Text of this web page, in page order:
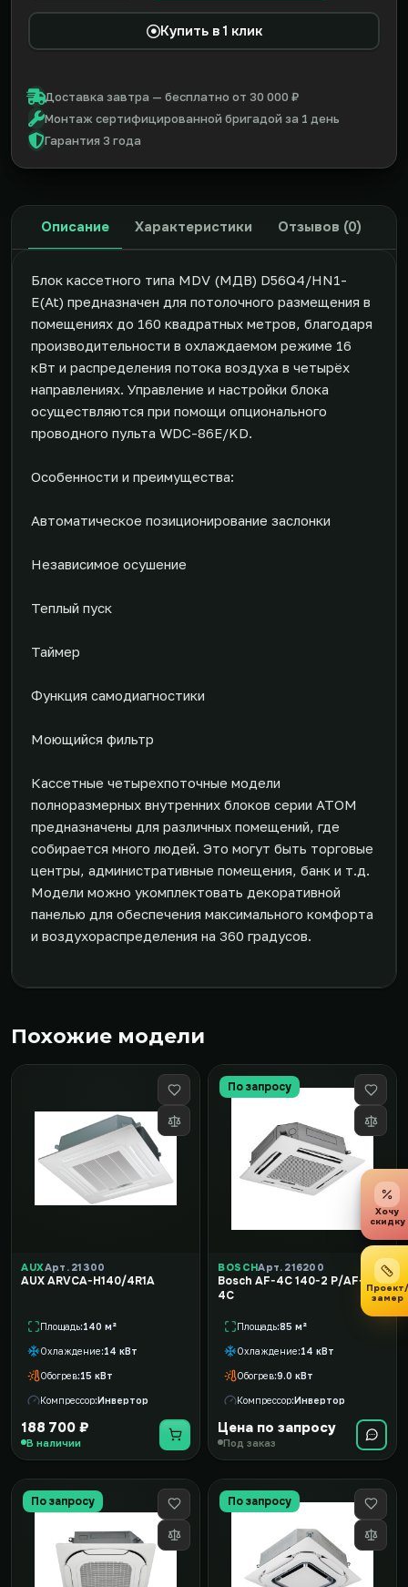
Купить в 1 клик
Доставка завтра — бесплатно от 30 000 ₽
Монтаж сертифицированной бригадой за 1 день
Гарантия 3 года
Описание Характеристики Отзывов (0)
Блок каcсетного типа MDV (МДВ) D56Q4/HN1-
E(At) предназначен для потолочного размещения в
помещениях до 160 квадратных метров, благодаря
производительности в охлаждаемом режиме 16
кВт и распределения потока воздуха в четырёх
направлениях. Управление и настройки блока
осуществляются при помощи опционального
проводного пульта WDC-86E/KD.
Особенности и преимущества:
Автоматическое позиционирование заслонки
Независимое осушение
Теплый пуск
Таймер
Функция самодиагностики
Моющийся фильтр
Кассетные четырехпоточные модели
полноразмерных внутренних блоков серии ATOM
предназначены для различных помещений, где
собирается много людей. Это могут быть торговые
центры, административные помещения, банк и т.д.
Модели можно укомплектовать декоративной
панелью для обеспечения максимального комфорта
и воздухораспределения на 360 градусов.
Похожие модели
AUXАрт. 21300
AUX ARVCA-H140/4R1A
Площадь 140 м²
Охлаждение 14 кВт
Обогрев 15 кВт
Компрессор Инвертор
188 700 ₽
В наличии
По запросу
BOSCHАрт. 216200
Bosch AF-4C 140-2 P/AF-P
4C
Площадь 85 м²
Охлаждение 14 кВт
Обогрев 9.0 кВт
Компрессор Инвертор
Цена по запросу
Под заказ
По запросу По запросу
Хочу
скидку
Проект/
замер